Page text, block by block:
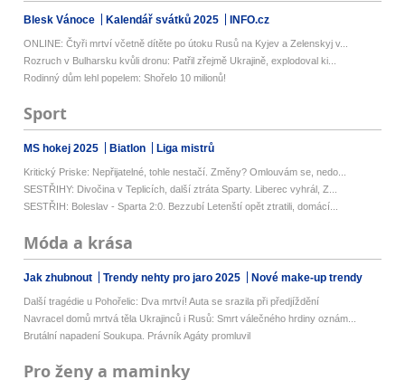
Blesk Vánoce Kalendář svátků 2025 INFO.cz
ONLINE: Čtyři mrtví včetně dítěte po útoku Rusů na Kyjev a Zelenskyj v...
Rozruch v Bulharsku kvůli dronu: Patřil zřejmě Ukrajině, explodoval ki...
Rodinný dům lehl popelem: Shořelo 10 milionů!
Sport
MS hokej 2025 Biatlon Liga mistrů
Kritický Priske: Nepřijatelné, tohle nestačí. Změny? Omlouvám se, nedo...
SESTŘIHY: Divočina v Teplicích, další ztráta Sparty. Liberec vyhrál, Z...
SESTŘIH: Boleslav - Sparta 2:0. Bezzubí Letenští opět ztratili, domácí...
Móda a krása
Jak zhubnout Trendy nehty pro jaro 2025 Nové make-up trendy
Další tragédie u Pohořelic: Dva mrtví! Auta se srazila při předjíždění
Navracel domů mrtvá těla Ukrajinců i Rusů: Smrt válečného hrdiny oznám...
Brutální napadení Soukupa. Právník Agáty promluvil
Pro ženy a maminky